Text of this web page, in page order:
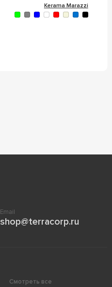
Kerama Marazzi
Email
shop@terracorp.ru
Смотреть все